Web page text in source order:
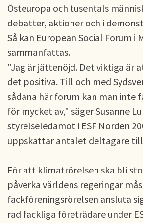
Östeuropa och tusentals
debatter, aktioner och i
Så kan European Social Forum i
sammanfattas.
"Jag är jättenöjd. Det viktiga är
det positiva. Till och med
sådana här forum kan man inte
för mycket av," säger Susanne
styrelseledamot i ESF Norden
uppskattar antalet deltagare till
För att klimatrörelsen ska bli
påverka världens regeringar
fackföreningsrörelsen ansluta
rad fackliga företrädare under